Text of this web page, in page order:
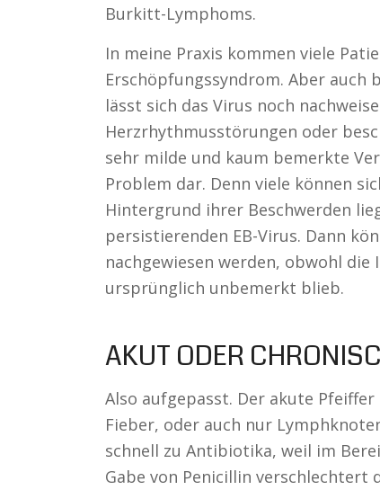
Burkitt-Lymphoms.
In meine Praxis kommen viele
Erschöpfungssyndrom. Aber auch
lässt sich das Virus noch
Herzrhythmusstörungen oder
sehr milde und kaum bemerkte
Problem dar. Denn viele können
Hintergrund ihrer Beschwerden
persistierenden EB-Virus. Dann
nachgewiesen werden, obwohl
ursprünglich unbemerkt blieb.
AKUT ODER
Also aufgepasst. Der akute
Fieber, oder auch nur
schnell zu Antibiotika, weil im
Gabe von Penicillin verschlechtert